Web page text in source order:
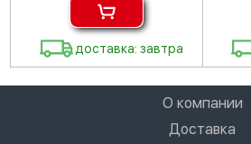
доставка: завтра
О компании
Доставка